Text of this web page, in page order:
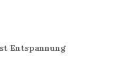
Entspannung